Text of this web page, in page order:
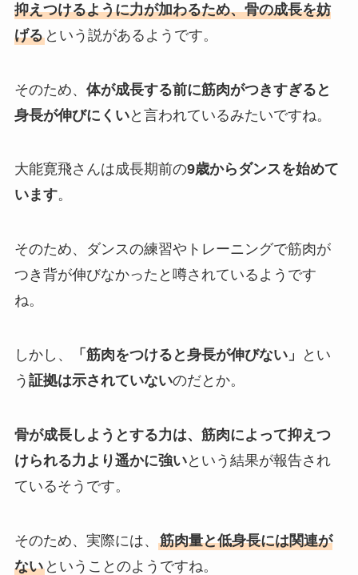
抑えつけるように力が加わるため、骨の成長を妨
げるという説があるようです。
そのため、 体が成長する前に筋肉がつきすぎると
身長が伸びにくいと言われているみたいですね。
大能寛飛さんは成長期前の9歳からダンスを始めて
います。
そのため、ダンスの練習やトレーニングで筋肉が
つき背が伸びなかったと噂されているようです
ね。
しかし、 「筋肉をつけると身長が伸びない」
とい
う 証拠は示されていないのだとか。
骨が成長しようとする力は、筋肉によって抑えつ
けられる力より遥かに強いという結果が報告され
ているそうです。
そのため、実際には、 筋肉量と低身長には関連が
ないということのようですね。